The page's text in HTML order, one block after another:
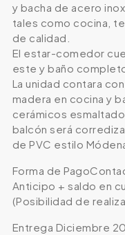
y bacha de acero
tales como cocina,
de calidad.
El estar-comedor
este y baño
La unidad contara
madera en cocina y
cerámicos
balcón será
de PVC estilo
Forma de
Anticipo + saldo en
(Posibilidad de
Entrega Diciembre